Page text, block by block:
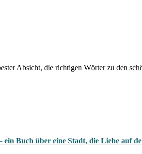
Absicht, die richtigen Wörter zu den
Buch über eine Stadt, die Liebe auf